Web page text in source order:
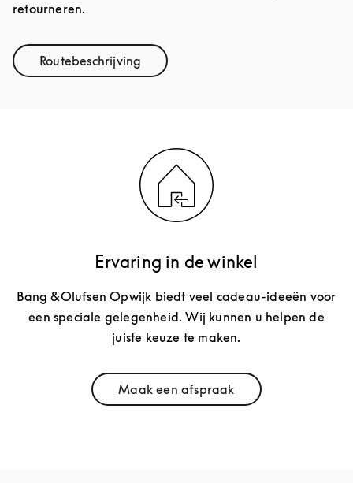
retourneren.
RoutebeschrijvingLink Opens in New Tab
Ervaring in de winkel
Bang &Olufsen Opwijk biedt veel cadeau-ideeën voor
een speciale gelegenheid. Wij kunnen u helpen de
juiste keuze te maken.
Maak een afspraakLink Opens in New Tab